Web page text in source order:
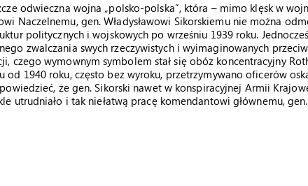
odwieczna wojna „polsko-polska”, która – mimo klęsk w
Naczelnemu, gen. Władysławowi Sikorskiemu nie można
politycznych i wojskowych po wrześniu 1939 roku.
zwalczania swych rzeczywistych i wyimaginowanych
czego wymownym symbolem stał się obóz koncentracyjny
od 1940 roku, często bez wyroku, przetrzymywano oficerów
że gen. Sikorski nawet w konspiracyjnej Armii
utrudniało i tak niełatwą pracę komendantowi głównemu,